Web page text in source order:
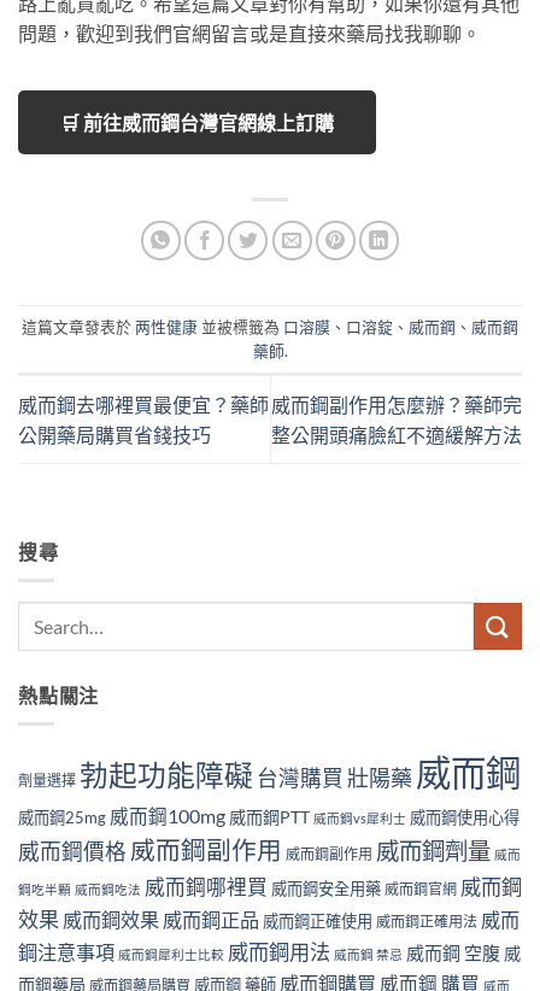
問題，歡迎到我們官網留言或是直接來藥局找我聊聊。
🛒 前往威而鋼台灣官網線上訂購
這篇文章發表於两性健康 並被標籤為 口溶膜 、 口溶錠 、 威而鋼 、 威而鋼
藥師.
威而鋼去哪裡買最便宜？藥師
公開藥局購買省錢技巧
威而鋼副作用怎麼辦？藥師完
整公開頭痛臉紅不適緩解方法
搜尋
熱點關注
劑量選擇 勃起功能障礙 台灣購買 壯陽藥 威而鋼
威而鋼25mg 威而鋼100mg 威而鋼PTT 威而鋼vs犀利士 威而鋼使用心得
威而鋼價格 威而鋼副作用 威而鋼副作用 威而鋼劑量 威而
鋼吃半顆 威而鋼吃法 威而鋼哪裡買 威而鋼安全用藥 威而鋼官網 威而鋼
效果 威而鋼效果 威而鋼正品 威而鋼正確使用 威而鋼正確用法 威而
鋼注意事項 威而鋼犀利士比較 威而鋼用法 威而鋼 禁忌 威而鋼 空腹 威
而鋼藥局 威而鋼藥局購買 威而鋼 藥師 威而鋼購買 威而鋼 購買 威而